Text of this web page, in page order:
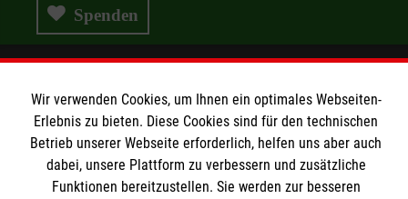
Spenden
Wir Malteser
Wir Malteser
Wir verwenden Cookies, um Ihnen ein optimales Webseiten-
Erlebnis zu bieten. Diese Cookies sind für den technischen
Betrieb unserer Webseite erforderlich, helfen uns aber auch
dabei, unsere Plattform zu verbessern und zusätzliche
Funktionen bereitzustellen. Sie werden zur besseren